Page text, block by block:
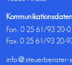
Kommunikationsdaten
Fon:0 25 61/93 20-0
Fax: 0 25 61/93 20-
info@steuerberater-